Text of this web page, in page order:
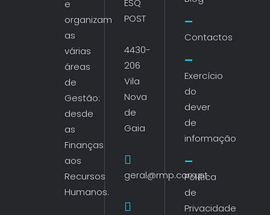
e
organizam
as
várias
áreas
de
Gestão:
desde
as
Finanças
aos
Recursos
Humanos.
ESQ
POST
4430-
206
Vila
Nova
de
Gaia
geral@rmp.com.pt
Contactos
Exercício
do
dever
de
informação
Política
de
Privacidade